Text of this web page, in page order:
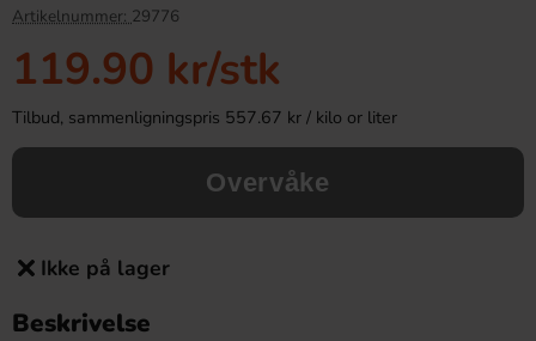
Köp
Artikelnummer: 29776
119.90 kr/stk
Tilbud, sammenligningspris 557.67 kr / kilo or liter
Overvåke
Ikke på lager
Beskrivelse